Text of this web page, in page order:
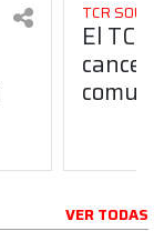
TCR
El
VER TODAS